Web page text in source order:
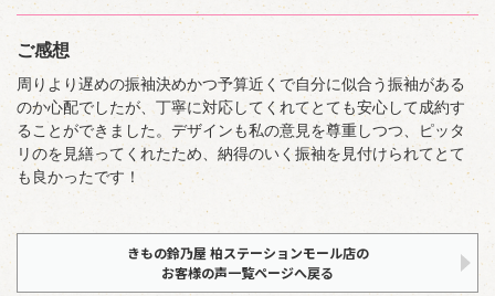
ご感想
周りより遅めの振袖決めかつ予算近くで自分に似合う振袖がある
のか心配でしたが、丁寧に対応してくれてとても安心して成約す
ることができました。デザインも私の意見を尊重しつつ、ピッタ
リのを見繕ってくれたため、納得のいく振袖を見付けられてとて
も良かったです！
きもの鈴乃屋 柏ステーションモール店の
お客様の声一覧ページへ戻る